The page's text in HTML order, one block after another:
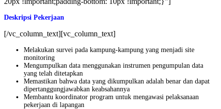
Deskripsi Pekerjaan
[/vc_column_text][vc_column_text]
Melakukan survei pada kampung-kampung yang menjadi site
monitoring
Mengumpulkan data menggunakan instrumen pengumpulan data
yang telah ditetapkan
Memastikan bahwa data yang dikumpulkan adalah benar dan dapat
dipertanggungjawabkan keabsahannya
Membantu koordinator program untuk mengawasi pelaksanaan
pekerjaan di lapangan